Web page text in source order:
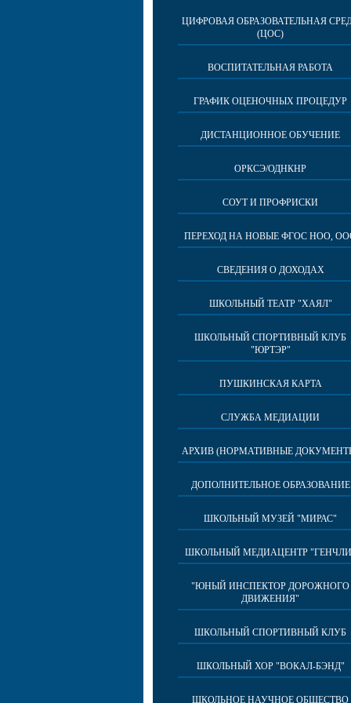
ЦИФРОВАЯ ОБРАЗОВАТЕЛЬНАЯ
(ЦОС)
ВОСПИТАТЕЛЬНАЯ РАБОТА
ГРАФИК ОЦЕНОЧНЫХ ПРОЦЕДУР
ДИСТАНЦИОННОЕ ОБУЧЕНИЕ
ОРКСЭ/ОДНКНР
СОУТ И ПРОФРИСКИ
ПЕРЕХОД НА НОВЫЕ ФГОС НОО,
СВЕДЕНИЯ О ДОХОДАХ
ШКОЛЬНЫЙ ТЕАТР "ХАЯЛ"
ШКОЛЬНЫЙ СПОРТИВНЫЙ КЛУБ
"ЮРТЭР"
ПУШКИНСКАЯ КАРТА
СЛУЖБА МЕДИАЦИИ
АРХИВ (НОРМАТИВНЫЕ
ДОПОЛНИТЕЛЬНОЕ ОБРАЗОВАНИЕ
ШКОЛЬНЫЙ МУЗЕЙ "МИРАС"
ШКОЛЬНЫЙ МЕДИАЦЕНТР
"ЮНЫЙ ИНСПЕКТОР ДОРОЖНОГО
ДВИЖЕНИЯ"
ШКОЛЬНЫЙ СПОРТИВНЫЙ КЛУБ
ШКОЛЬНЫЙ ХОР "ВОКАЛ-БЭНД"
ШКОЛЬНОЕ НАУЧНОЕ ОБЩЕСТВО